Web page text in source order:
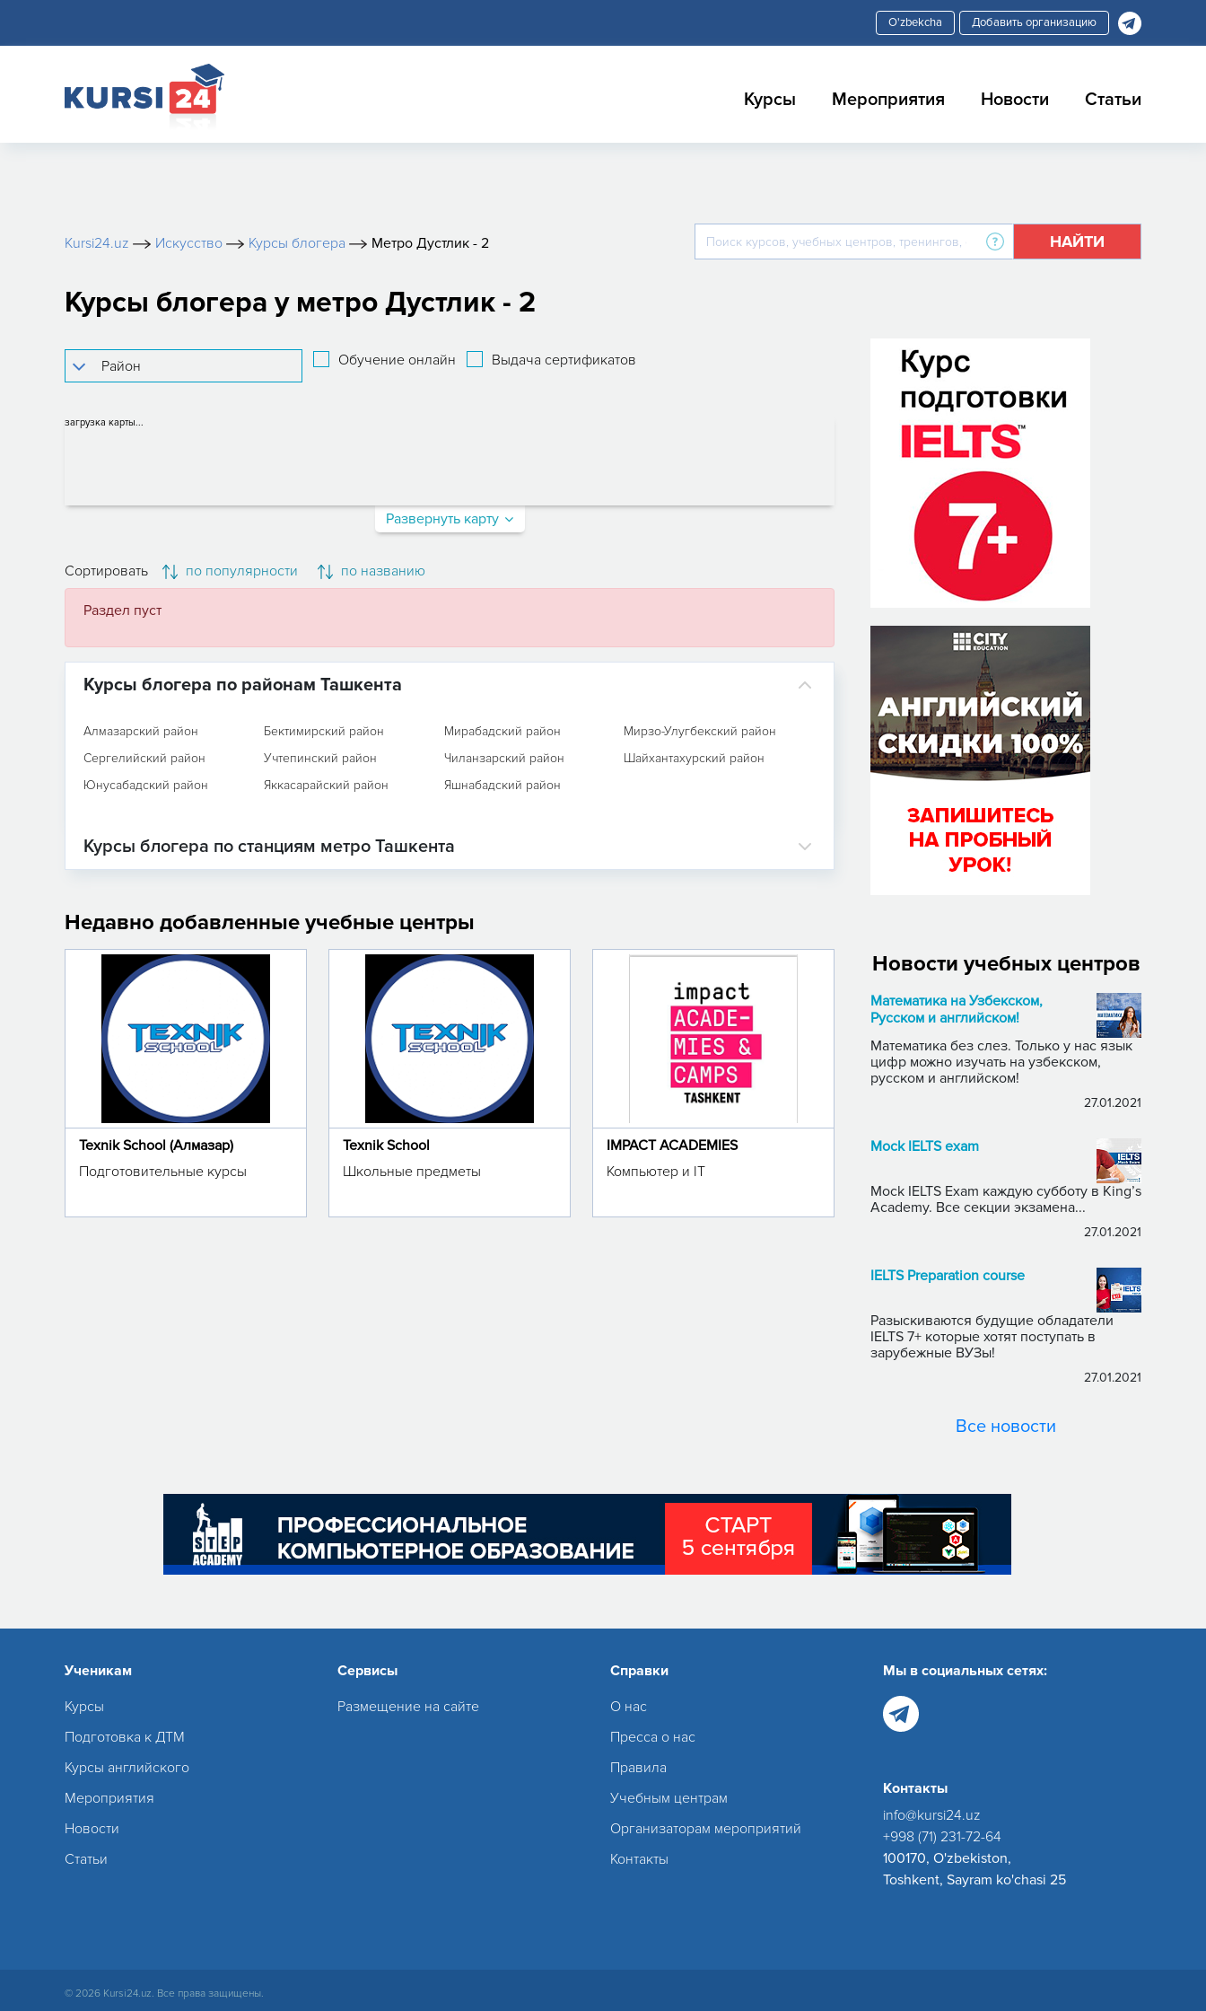
Добавить организацию
Курсы Мероприятия Новости Статьи
Kursi24.uz Искусство Курсы блогера Метро Дустлик - 2 НАЙТИ
Курсы блогера у метро Дустлик - 2
Обучение онлайн Выдача сертификатов
загрузка карты...
Развернуть карту
Сортировать по популярности по названию
Раздел пуст
Курсы блогера по районам Ташкента
Алмазарский район Бектимирский район Мирабадский район
Мирзо-Улугбекский район
Сергелийский район
Учтепинский район Чиланзарский район
Шайхантахурский район
Юнусабадский район
Яккасарайский район Яшнабадский район
Курсы блогера по станциям метро Ташкента
Недавно добавленные учебные центры
Texnik School (Алмазар)
Подготовительные курсы
Texnik School
Школьные предметы
IMPACT ACADEMIES
Компьютер и IT
Новости учебных центров
Математика на Узбекском,
Русском и английском!
Математика без слез. Только у нас язык
цифр можно изучать на узбекском,
русском и английском!
27.01.2021
Mock IELTS exam
Mock IELTS Exam каждую субботу в King’s
Academy. Все секции экзамена...
27.01.2021
IELTS Preparation course
Разыскиваются будущие обладатели
IELTS 7+ которые хотят поступать в
зарубежные ВУЗы!
27.01.2021
Все новости
Ученикам
Курсы
Подготовка к ДТМ
Курсы английского
Мероприятия
Новости
Статьи
Сервисы
Размещение на сайте
Справки
О нас
Пресса о нас
Правила
Учебным центрам
Организаторам мероприятий
Контакты
Мы в социальных сетях:
Контакты
info@kursi24.uz
+998 (71) 231-72-64
100170, O'zbekiston,
Toshkent, Sayram ko'chasi 25
© 2026 Kursi24.uz. Все права защищены.